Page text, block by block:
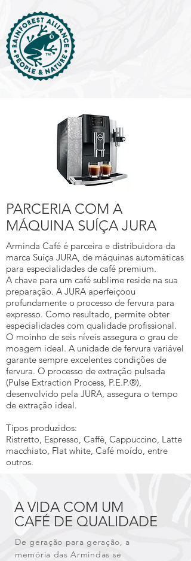
PARCERIA COM A
MÁQUINA SUÍÇA JURA
Arminda Café é parceira e distribuidora da
marca Suíça JURA, de máquinas automáticas
para especialidades de café premium.
A chave para um café sublime reside na sua
preparação. A JURA aperfeiçoou
profundamente o processo de fervura para
expresso. Como resultado, permite obter
especialidades com qualidade profissional.
O moinho de seis níveis assegura o grau de
moagem ideal. A unidade de fervura variável
garante sempre excelentes condições de
fervura. O processo de extração pulsada
(Pulse Extraction Process, P.E.P.®),
desenvolvido pela JURA, assegura o tempo
de extração ideal.
Tipos produzidos:
Ristretto, Espresso, Caffè, Cappuccino, Latte
macchiato, Flat white, Café moído, entre
outros.
A VIDA COM UM
CAFÉ DE QUALIDADE
De geração para geração, a
memória das Armindas se